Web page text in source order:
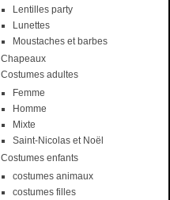
Lentilles party
Lunettes
Moustaches et barbes
Chapeaux
Costumes adultes
Femme
Homme
Mixte
Saint-Nicolas et Noël
Costumes enfants
costumes animaux
costumes filles